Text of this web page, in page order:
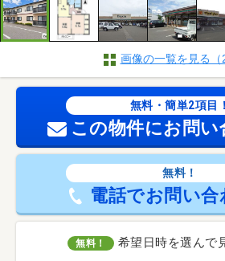
画像の一覧を見る（
無料・簡単2項目！
この物件にお問い
無料！
電話でお問い合
無料！ 希望日時を選んで